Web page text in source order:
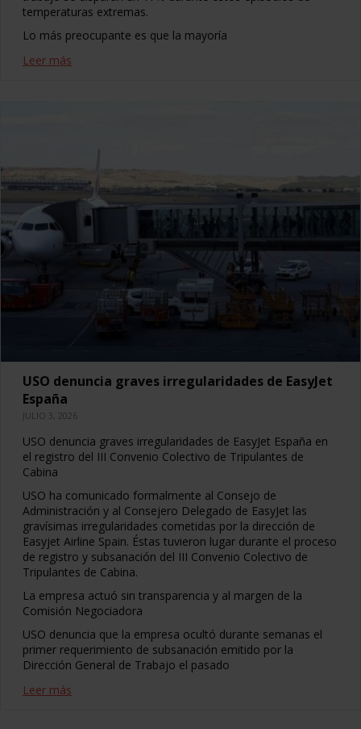
temperaturas extremas.
Lo más preocupante es que la mayoría
Leer más
USO denuncia graves irregularidades de EasyJet
España
JULIO 3, 2026
USO denuncia graves irregularidades de EasyJet España en
el registro del III Convenio Colectivo de Tripulantes de
Cabina
USO ha comunicado formalmente al Consejo de
Administración y al Consejero Delegado de EasyJet las
gravísimas irregularidades cometidas por la dirección de
Easyjet Airline Spain. Éstas tuvieron lugar durante el proceso
de registro y subsanación del III Convenio Colectivo de
Tripulantes de Cabina.
La empresa actuó sin transparencia y al margen de la
Comisión Negociadora
USO denuncia que la empresa ocultó durante semanas el
primer requerimiento de subsanación emitido por la
Dirección General de Trabajo el pasado
Leer más